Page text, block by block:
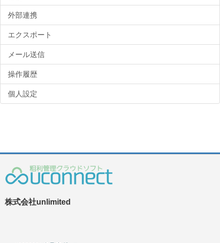
外部連携
エクスポート
メール送信
操作履歴
個人設定
株式会社unlimited